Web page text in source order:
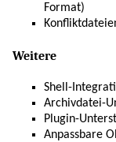
Format)
Weitere
Shell-
Archivdatei-
Plugin-
Anpassbare